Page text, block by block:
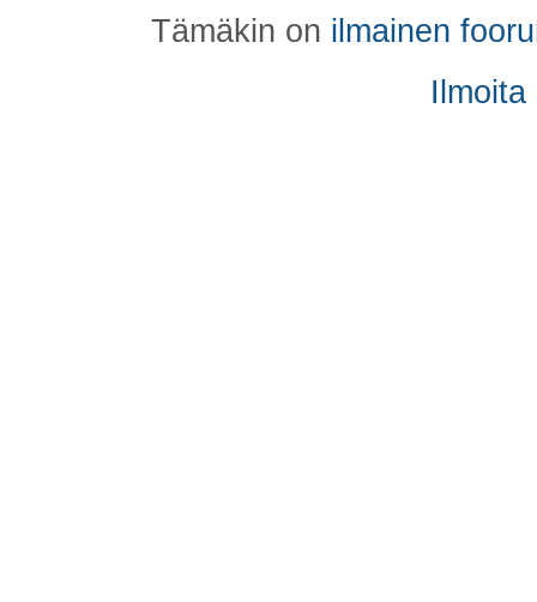
Tämäkin on ilmainen